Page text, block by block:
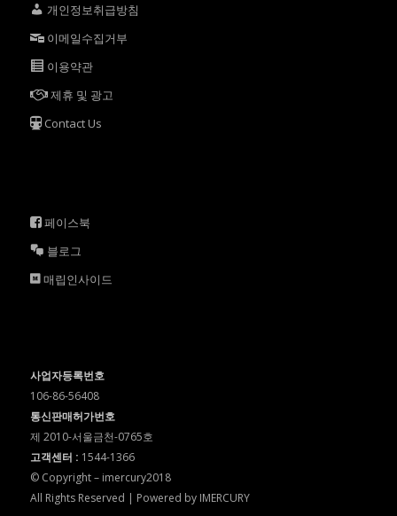
개인정보취급방침
이메일수집거부
이용약관
제휴 및 광고
Contact Us
페이스북
블로그
매립인사이드
사업자등록번호
106-86-56408
통신판매허가번호
제 2010-서울금천-0765호
고객센터 : 1544-1366
© Copyright – imercury2018
All Rights Reserved | Powered by IMERCURY